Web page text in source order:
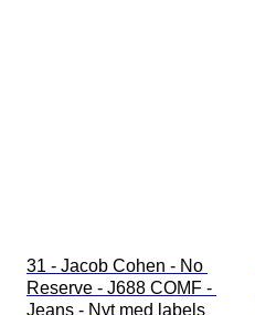
31 - Jacob Cohen - No
Reserve - J688 COMF -
Jeans - Nyt med labels